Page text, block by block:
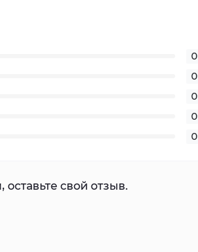
0
0
0
0
0
свой отзыв.